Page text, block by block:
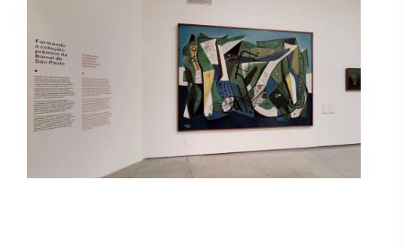
Cenário da Montanha Residencial |
Itaipava